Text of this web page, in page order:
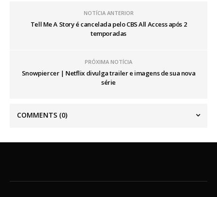
NOTÍCIA ANTERIOR
Tell Me A Story é cancelada pelo CBS All Access após 2
temporadas
PRÓXIMA NOTÍCIA
Snowpiercer | Netflix divulga trailer e imagens de sua nova
série
COMMENTS (0)